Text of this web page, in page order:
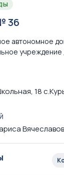
36
автономное
18